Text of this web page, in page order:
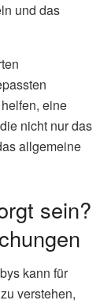
und das
eine
nicht nur das
allgemeine
sein?
kann für
verstehen,